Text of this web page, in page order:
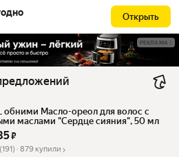
Открыть
РЕКЛАМА
обними Масло-ореол для волос с
маслами "Сердце сияния", 50 мл
₽
(191) · 879 купили